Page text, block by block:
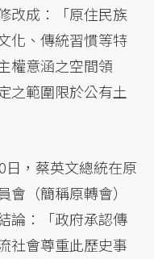
改成：「原住民族
化、傳統習慣等特
權意涵之空間領
之範圍限於公有土
，蔡英文總統在原
（簡稱原轉會）
論：「政府承認傳
社會尊重此歷史事